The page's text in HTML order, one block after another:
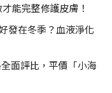
能完整修護皮膚！
發在冬季？血液淨化
面評比，平價「小海